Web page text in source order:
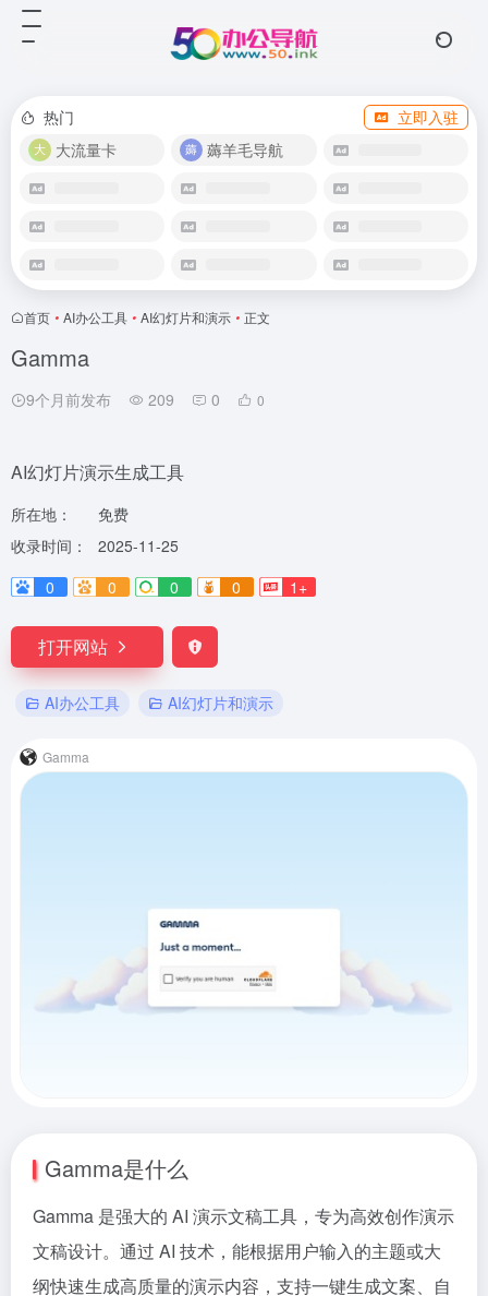
热门
立即入驻
大流量卡
薅羊毛导航
首页 • AI办公工具 • AI幻灯片和演示 • 正文
Gamma
9个月前发布 209 0 0
AI幻灯片演示生成工具
所在地：
免费
收录时间：
2025-11-25
0
0 0 0 1+
打开网站
AI办公工具 AI幻灯片和演示
Gamma
Gamma是什么
Gamma 是强大的 AI 演示文稿工具，专为高效创作演示
文稿设计。通过 AI 技术，能根据用户输入的主题或大
纲快速生成高质量的演示内容，支持一键生成文案、自